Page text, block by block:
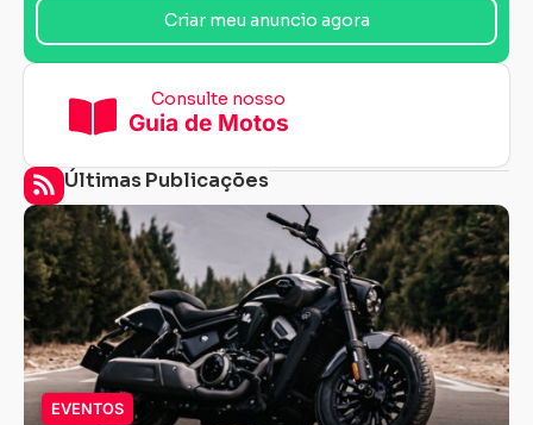
Criar meu anuncio agora
Consulte nosso
Guia de Motos
Últimas Publicações
EVENTOS